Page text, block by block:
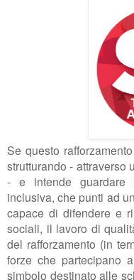
Se questo
strutturando - attraverso
- e intende guardare
inclusiva, che punti ad
capace di difendere e
sociali, il lavoro di
del rafforzamento (in
forze che partecipano
simbolo destinato alle